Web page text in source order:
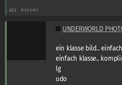
#22 REPORT
UNDERWORLD
ein klasse bild..
einfach klasse..
lg
udo